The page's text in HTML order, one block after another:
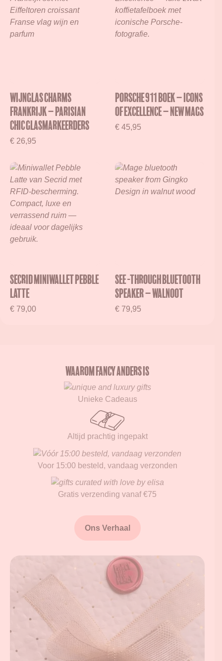
Wijnglas charms
Frankrijk – Parisian
Chic glasmarkeerders
€ 26,95
Porsche 911 Boek – Icons
of Excellence – New Mags
€45,95
Secrid Miniwallet Pebble
Latte
€ 79,00
See -Through Bluetooth
Speaker – Walnoot
€79,95
WAAROM FANCY ANDERS IS
Unieke Cadeaus
Altijd prachtig ingepakt
Voor 15:00 besteld, vandaag verzonden
Gratis verzending vanaf €75
Ons Verhaal